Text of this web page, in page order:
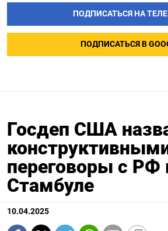
ПОДПИСАТЬСЯ НА
ПОДПИСАТЬСЯ В
Госдеп США
переговоры с РФ
Стамбуле
10.04.2025